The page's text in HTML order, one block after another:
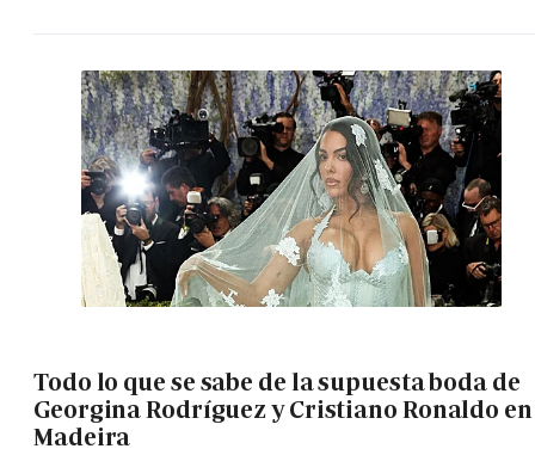
Todo lo que se sabe de la supuesta boda de
Georgina Rodríguez y Cristiano Ronaldo en
Madeira